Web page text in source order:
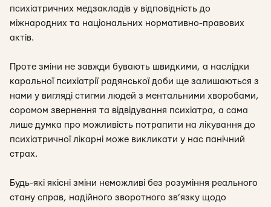
психіатричних медзакладів у відповідність до
міжнародних та національних нормативно-правових
актів.
Проте зміни не завжди бувають швидкими, а наслідки
каральної психіатрії радянської доби ще залишаються з
нами у вигляді стигми людей з ментальними хворобами,
соромом звернення та відвідування психіатра, а сама
лише думка про можливість потрапити на лікування до
психіатричної лікарні може викликати у нас панічний
страх.
Будь-які якісні зміни неможливі без розуміння реального
стану справ, надійного зворотного зв’язку щодо